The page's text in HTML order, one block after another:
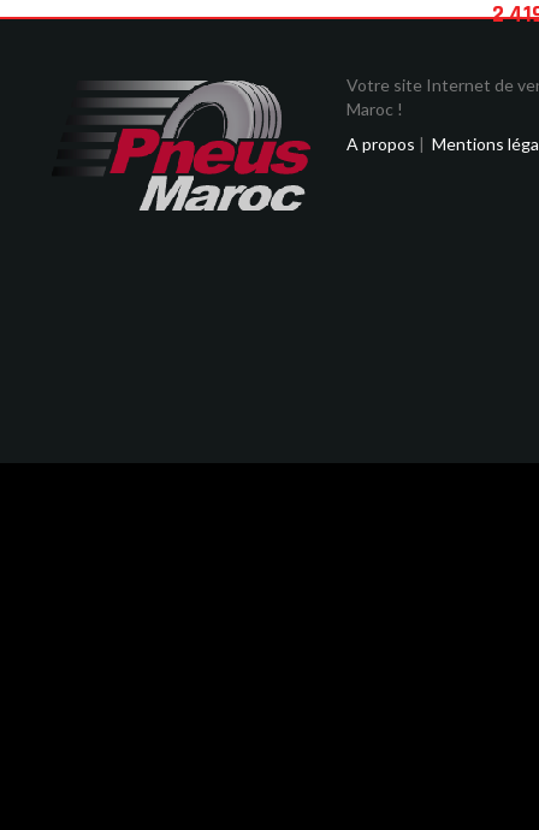
2
Votre site Internet de
Maroc !
A propos | Mentions